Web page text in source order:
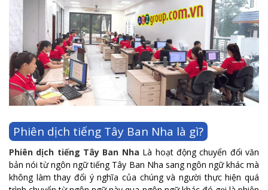
Phiên dịch tiếng Tây Ban Nha là gì?
Phiên dịch tiếng Tây Ban Nha Là hoạt động chuyển đổi văn
bản nói từ ngôn ngữ tiếng Tây Ban Nha sang ngôn ngữ khác mà
không làm thay đổi ý nghĩa của chúng và người thực hiện quá